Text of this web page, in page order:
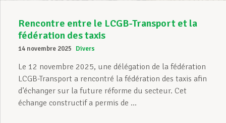
Devenir Membre
Actualités
Rencontre entre le LCGB-Transport et la
fédération des taxis
14 novembre 2025 Divers
Le 12 novembre 2025, une délégation de la fédération
LCGB-Transport a rencontré la fédération des taxis afin
d’échanger sur la future réforme du secteur. Cet
échange constructif a permis de ...